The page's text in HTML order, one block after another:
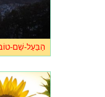
הַבַּעַל-שֵׁם-